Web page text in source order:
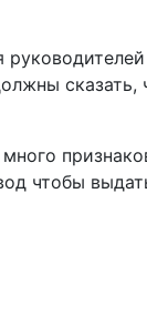
сказать,
чтобы